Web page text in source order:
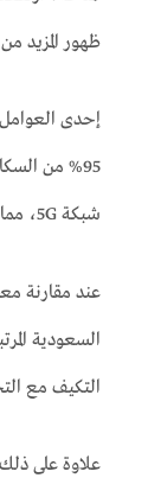
ظهور المزيد
إحدى العوامل
95% من
شبكة 5G، مما يتيح لمستخدمي الإنترنت تجربة تسوق أسرع وأكثر سلاسة.
عند مقارنة
السعودية
التكيف مع